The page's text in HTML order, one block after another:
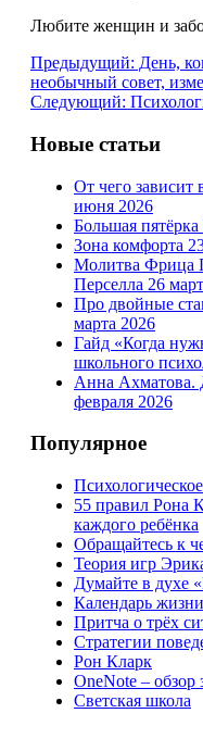
Любите женщин и
Предыдущий: День,
необычный совет,
Следующий:
Новые статьи
От чего зависит
июня 2026
Большая пятёрка
Зона комфорта
Молитва Фрица
Перселла 26
Про двойные
марта 2026
Гайд «Когда
школьного
Анна Ахматова.
февраля 2026
Популярное
55 правил Рона
каждого ребёнка
Обращайтесь к
Теория игр
Думайте в духе
Календарь
Притча о трёх
Стратегии
Рон Кларк
OneNote –
Светская школа